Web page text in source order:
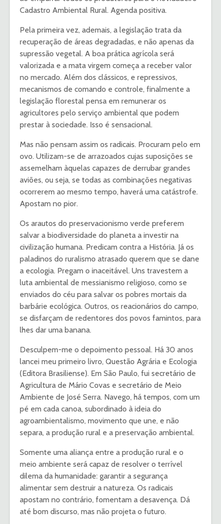
Cadastro Ambiental Rural. Agenda positiva.
Pela primeira vez, ademais, a legislação trata da
recuperação de áreas degradadas, e não apenas da
supressão vegetal. A boa prática agrícola será
valorizada e a mata virgem começa a receber valor
no mercado. Além dos clássicos, e repressivos,
mecanismos de comando e controle, finalmente a
legislação florestal pensa em remunerar os
agricultores pelo serviço ambiental que podem
prestar à sociedade. Isso é sensacional.
Mas não pensam assim os radicais. Procuram pelo em
ovo. Utilizam-se de arrazoados cujas suposições se
assemelham àquelas capazes de derrubar grandes
aviões, ou seja, se todas as combinações negativas
ocorrerem ao mesmo tempo, haverá uma catástrofe.
Apostam no pior.
Os arautos do preservacionismo verde preferem
salvar a biodiversidade do planeta a investir na
civilização humana. Predicam contra a História. Já os
paladinos do ruralismo atrasado querem que se dane
a ecologia. Pregam o inaceitável. Uns travestem a
luta ambiental de messianismo religioso, como se
enviados do céu para salvar os pobres mortais da
barbárie ecológica. Outros, os reacionários do campo,
se disfarçam de redentores dos povos famintos, para
lhes dar uma banana.
Desculpem-me o depoimento pessoal. Há 30 anos
lancei meu primeiro livro, Questão Agrária e Ecologia
(Editora Brasiliense). Em São Paulo, fui secretário de
Agricultura de Mário Covas e secretário de Meio
Ambiente de José Serra. Navego, há tempos, com um
pé em cada canoa, subordinado à ideia do
agroambientalismo, movimento que une, e não
separa, a produção rural e a preservação ambiental.
Somente uma aliança entre a produção rural e o
meio ambiente será capaz de resolver o terrível
dilema da humanidade: garantir a segurança
alimentar sem destruir a natureza. Os radicais
apostam no contrário, fomentam a desavença. Dá
até bom discurso, mas não projeta o futuro.